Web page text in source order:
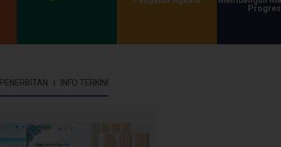
PENERBITAN INFO TERKINI